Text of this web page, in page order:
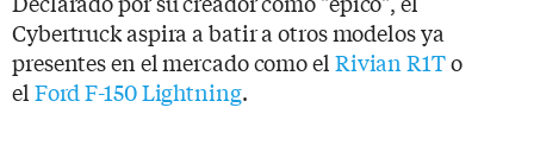
Cybertruck aspira a batir a otros modelos ya
presentes en el mercado como el Rivian R1To
el Ford F-150 Lightning.